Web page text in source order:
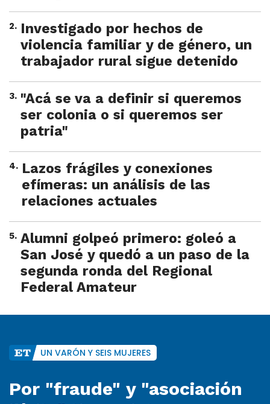
2. Investigado por hechos de
violencia familiar y de género, un
trabajador rural sigue detenido
3. "Acá se va a definir si queremos
ser colonia o si queremos ser
patria"
4. Lazos frágiles y conexiones
efímeras: un análisis de las
relaciones actuales
5. Alumni golpeó primero: goleó a
San José y quedó a un paso de la
segunda ronda del Regional
Federal Amateur
UN VARÓN Y SEIS MUJERES
Por "fraude" y "asociación